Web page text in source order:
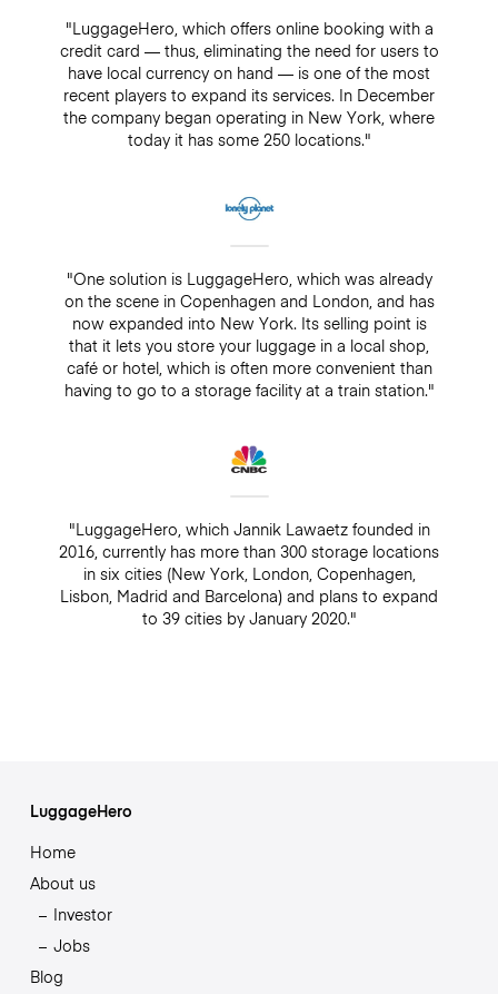
"LuggageHero, which offers online booking with a
credit card — thus, eliminating the need for users to
have local currency on hand — is one of the most
recent players to expand its services. In December
the company began operating in New York, where
today it has some 250 locations."
"One solution is LuggageHero, which was already
on the scene in Copenhagen and London, and has
now expanded into New York. Its selling point is
that it lets you store your luggage in a local shop,
café or hotel, which is often more convenient than
having to go to a storage facility at a train station."
"LuggageHero, which Jannik Lawaetz founded in
2016, currently has more than 300 storage locations
in six cities (New York, London, Copenhagen,
Lisbon, Madrid and Barcelona) and plans to expand
to 39 cities by January 2020."
LuggageHero
Home
About us
Investor
Jobs
Blog